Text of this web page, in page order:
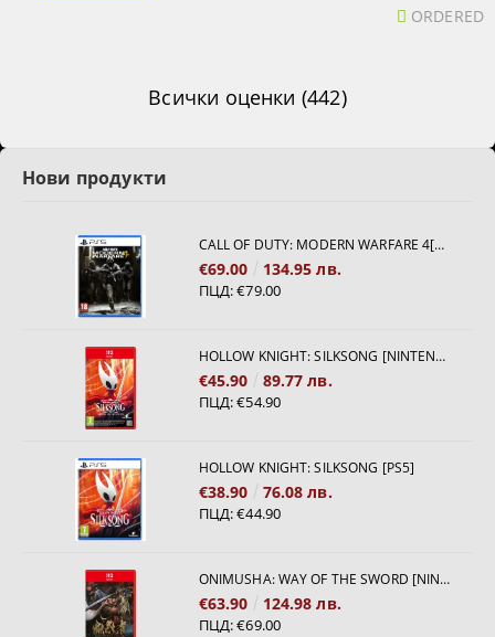
ORDERED
Всички оценки (442)
Нови продукти
CALL OF DUTY: MODERN WARFARE 4[PS5]
€69.00 134.95 лв.
ПЦД:€79.00
HOLLOW KNIGHT: SILKSONG [NINTENDO SWITCH 2]
€45.90 89.77 лв.
ПЦД:€54.90
HOLLOW KNIGHT: SILKSONG [PS5]
€38.90 76.08 лв.
ПЦД:€44.90
ONIMUSHA: WAY OF THE SWORD [NINTENDO SWITCH 2]
€63.90 124.98 лв.
ПЦД:€69.00